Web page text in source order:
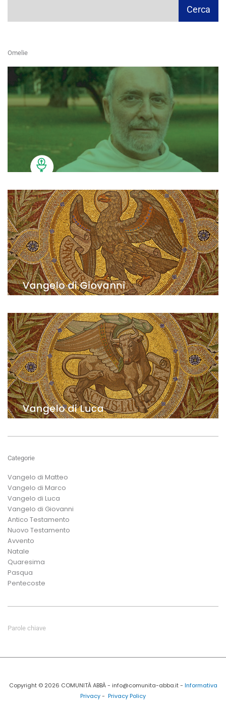
Cerca
Omelie
Categorie
Vangelo di Matteo
Vangelo di Marco
Vangelo di Luca
Vangelo di Giovanni
Antico Testamento
Nuovo Testamento
Avvento
Natale
Quaresima
Pasqua
Pentecoste
Parole chiave
Copyright © 2026 COMUNITÀ ABBÀ - info@comunita-abba.it - Informativa
Privacy - Privacy Policy